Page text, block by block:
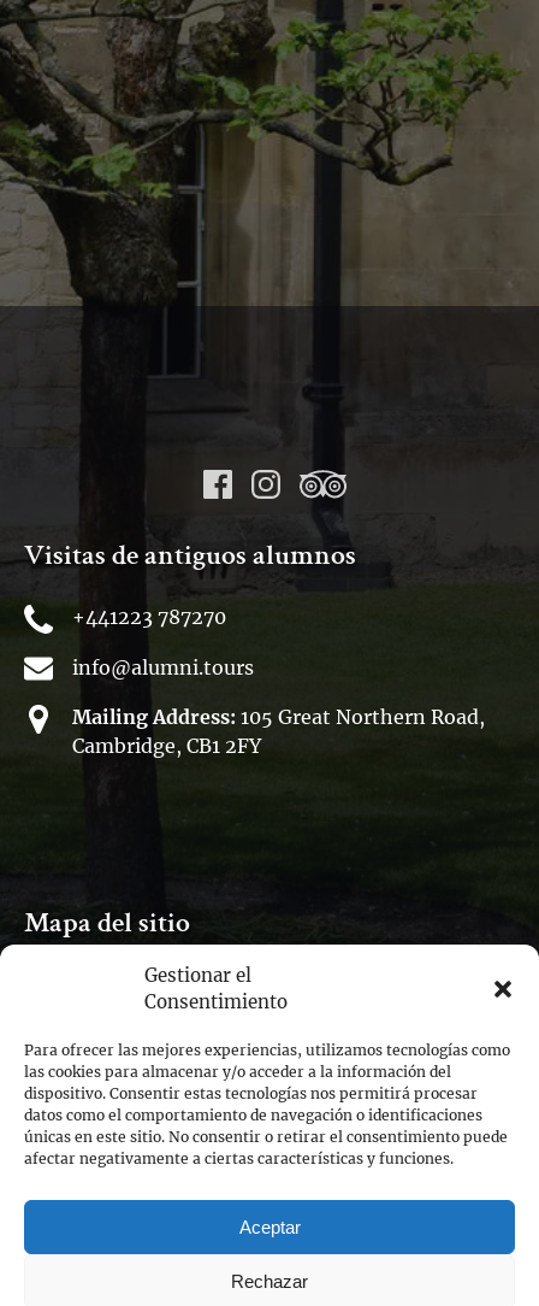
Gestionar el
Consentimiento
Para ofrecer las mejores experiencias, utilizamos tecnologías como
las cookies para almacenar y/o acceder a la información del
dispositivo. Consentir estas tecnologías nos permitirá procesar
datos como el comportamiento de navegación o identificaciones
únicas en este sitio. No consentir o retirar el consentimiento puede
afectar negativamente a ciertas características y funciones.
Aceptar
Rechazar
Visitas de antiguos alumnos
+441223 787270
info@alumni.tours
Mailing Address: 105 Great Northern Road,
Cambridge, CB1 2FY
Mapa del sitio
Excursiones por Cambridge
Tarjetas regalo
Empleos
Todos los blogs
Contacto
RESERVA AHORA